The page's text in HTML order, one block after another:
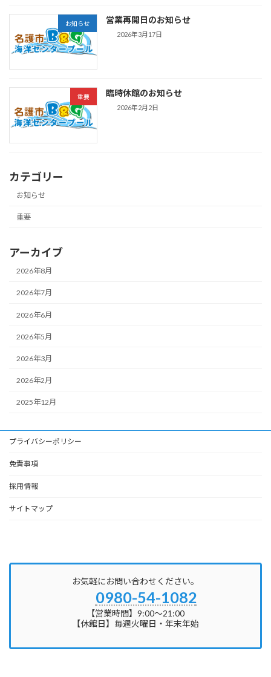
お知らせ 営業再開日のお知らせ
2026年3月17日
重要 臨時休館のお知らせ
2026年2月2日
カテゴリー
お知らせ
重要
アーカイブ
2026年8月
2026年7月
2026年6月
2026年5月
2026年3月
2026年2月
2025年12月
プライバシーポリシー
免責事項
採用情報
サイトマップ
お気軽にお問い合わせください。
0980-54-1082
【営業時間】9:00～21:00
【休館日】毎週火曜日・年末年始